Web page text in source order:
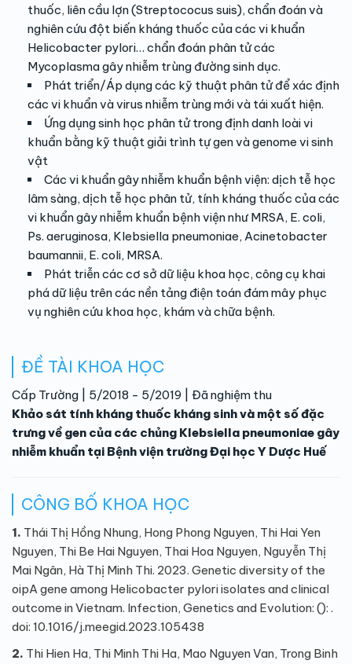
thuốc, liên cầu lợn (Streptococus suis), chẩn đoán và
nghiên cứu đột biến kháng thuốc của các vi khuẩn
Helicobacter pylori… chẩn đoán phân tử các
Mycoplasma gây nhiễm trùng đường sinh dục.
Phát triển/Áp dụng các kỹ thuật phân tử để xác định
các vi khuẩn và virus nhiễm trùng mới và tái xuất hiện.
Ứng dụng sinh học phân tử trong định danh loài vi
khuẩn bằng kỹ thuật giải trình tự gen và genome vi sinh
vật
Các vi khuẩn gây nhiễm khuẩn bệnh viện: dịch tễ học
lâm sàng, dịch tễ học phân tử, tính kháng thuốc của các
vi khuẩn gây nhiễm khuẩn bệnh viện như MRSA, E. coli,
Ps. aeruginosa, Klebsiella pneumoniae, Acinetobacter
baumannii, E. coli, MRSA.
Phát triễn các cơ sở dữ liệu khoa học, công cụ khai
phá dữ liệu trên các nền tảng điện toán đám mây phục
vụ nghiên cứu khoa học, khám và chữa bệnh.
ĐỀ TÀI KHOA HỌC
Cấp Trường | 5/2018 - 5/2019 | Đã nghiệm thu
Khảo sát tính kháng thuốc kháng sinh và một số đặc
trưng về gen của các chủng Klebsiella pneumoniae gây
nhiễm khuẩn tại Bệnh viện trường Đại học Y Dược Huế
CÔNG BỐ KHOA HỌC
1. Thái Thị Hồng Nhung, Hong Phong Nguyen, Thi Hai Yen
Nguyen, Thi Be Hai Nguyen, Thai Hoa Nguyen, Nguyễn Thị
Mai Ngân, Hà Thị Minh Thi. 2023. Genetic diversity of the
oipA gene among Helicobacter pylori isolates and clinical
outcome in Vietnam. Infection, Genetics and Evolution: (): .
doi: 10.1016/j.meegid.2023.105438
2. Thi Hien Ha, Thi Minh Thi Ha, Mao Nguyen Van, Trong Binh